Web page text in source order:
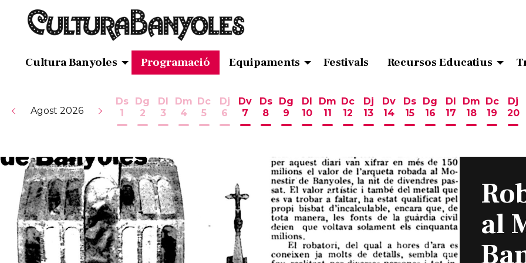
Cultura Banyoles Programació Equipaments Festivals Recursos Educatius
Agost 2026
Ds
1
Dissabte 1 d'agost
Dg
2
Diumenge 2 d'agost
Dl
3
Dilluns 3 d'agost
Dm
4
Dimarts 4 d'agost
Dc
5
Dimecres 5 d'agost
Dj
6
Dijous 6 d'agost
Dv
7
Divendres 7 d'agost
Ds
8
Dissabte 8 d'agost
Dg
9
Diumenge 9 d'agost
Dl
10
Dilluns 10 d'agost
Dm
11
Dimarts 11 d'agost
Dc
12
Dimecres 12 d'agost
Dj
13
Dijous 13 d'agost
Dv
14
Divendres 14 d'agost
Ds
15
Dissabte 15 d'agost
Dg
16
Diumenge 16
Dl
17
Dilluns 17
Dm
18
Dimarts 18
Dc
19
Dj
20
al